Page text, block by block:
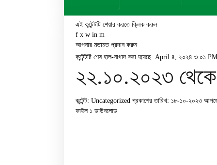
এই কন্টেন্টটি শেয়ার করতে ক্লিক করুন
f x w in m
আপনার মতামত প্রদান করুন
কন্টেন্টটি শেষ হাল-নাগাদ করা হয়েছে: April ৪, ২০২৪ ৩:০১ PM
২২.১০.২০২৩
কন্টেন্ট: Uncategorized প্রকাশের তারিখ: ১৮-১০-২০২৩
ফাইল ১ ডাউনলোড